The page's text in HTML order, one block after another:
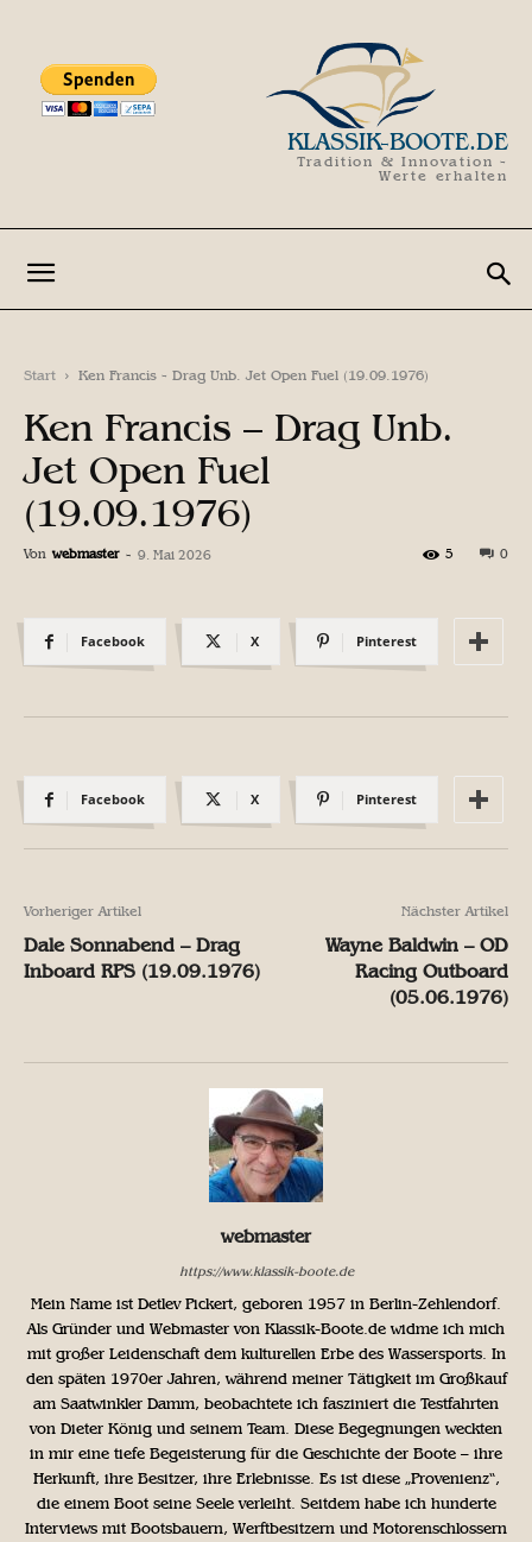
KLASSIK-BOOTE.DE
Tradition & Innovation -
Werte erhalten
Start Ken Francis - Drag Unb. Jet Open Fuel (19.09.1976)
Ken Francis – Drag Unb.
Jet Open Fuel
(19.09.1976)
Von webmaster - 9. Mai 2026 0
5
Facebook X Pinterest
Facebook X Pinterest
Vorheriger Artikel
Dale Sonnabend – Drag
Inboard RPS (19.09.1976)
Nächster Artikel
Wayne Baldwin – OD
Racing Outboard
(05.06.1976)
webmaster
https://www.klassik-boote.de
Mein Name ist Detlev Pickert, geboren 1957 in Berlin-Zehlendorf.
Als Gründer und Webmaster von Klassik-Boote.de widme ich mich
mit großer Leidenschaft dem kulturellen Erbe des Wassersports. In
den späten 1970er Jahren, während meiner Tätigkeit im Großkauf
am Saatwinkler Damm, beobachtete ich fasziniert die Testfahrten
von Dieter König und seinem Team. Diese Begegnungen weckten
in mir eine tiefe Begeisterung für die Geschichte der Boote – ihre
Herkunft, ihre Besitzer, ihre Erlebnisse. Es ist diese „Provenienz“,
die einem Boot seine Seele verleiht. Seitdem habe ich hunderte
Interviews mit Bootsbauern, Werftbesitzern und Motorenschlossern